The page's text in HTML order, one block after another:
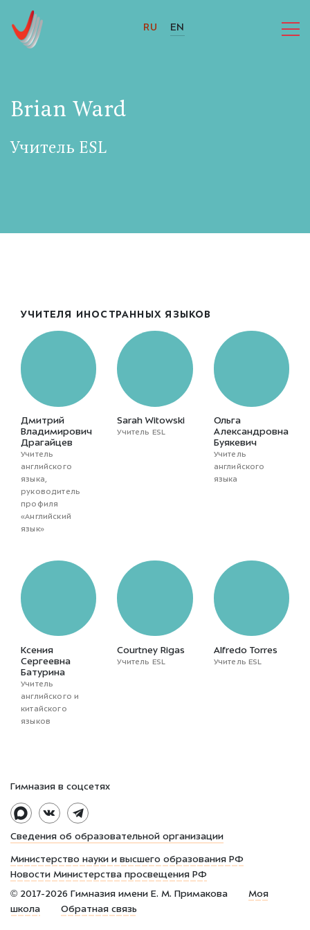
RU EN
Brian Ward
Учитель ESL
УЧИТЕЛЯ ИНОСТРАННЫХ ЯЗЫКОВ
Дмитрий
Владимирович
Драгайцев
Учитель
английского
языка,
руководитель
профиля
«Английский
язык»
Sarah Witowski
Учитель ESL
Ольга
Александровна
Буякевич
Учитель
английского
языка
Ксения
Сергеевна
Батурина
Учитель
английского и
китайского
языков
Courtney Rigas
Учитель ESL
Alfredo Torres
Учитель ESL
Сведения об образовательной организации
Министерство науки и высшего образования РФ
Новости Министерства просвещения РФ
© 2017-2026 Гимназия имени Е. М. Примакова
Моя
школа
Обратная связь
Гимназия в соцсетях